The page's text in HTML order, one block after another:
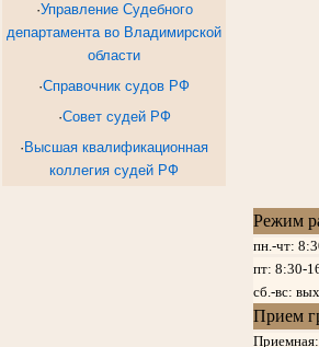
·Управление Судебного
департамента во Владимирской
области
·Справочник судов РФ
·Совет судей РФ
· Высшая квалификационная
коллегия судей РФ
Режим
пн.-чт:
пт: 8:30-
сб.-вс:
Прием
Приемная: